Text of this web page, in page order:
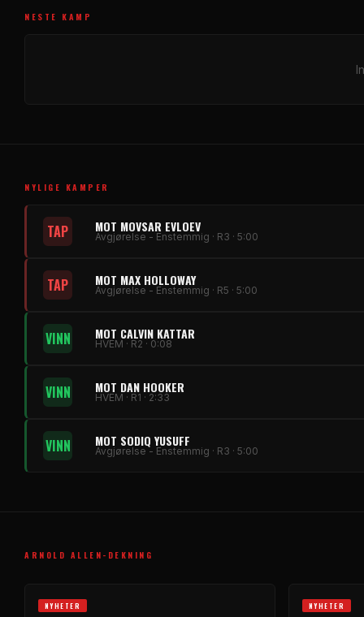
NESTE KAMP
NYLIGE KAMPER
TAP MOT MOVSAR EVLOEV
Avgjørelse - Enstemmig · R3 · 5:00
TAP MOT MAX HOLLOWAY
Avgjørelse - Enstemmig · R5 · 5:00
VINN MOT CALVIN KATTAR
HVEM · R2 · 0:08
VINN MOT DAN HOOKER
HVEM · R1 · 2:33
VINN MOT SODIQ YUSUFF
Avgjørelse - Enstemmig · R3 · 5:00
ARNOLD ALLEN-DEKNING
NYHETER NYHETER